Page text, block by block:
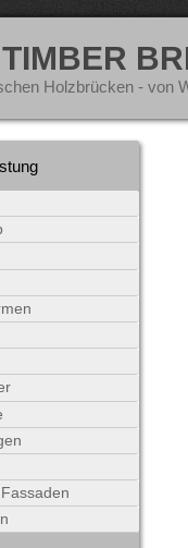
Holzbrücken - von